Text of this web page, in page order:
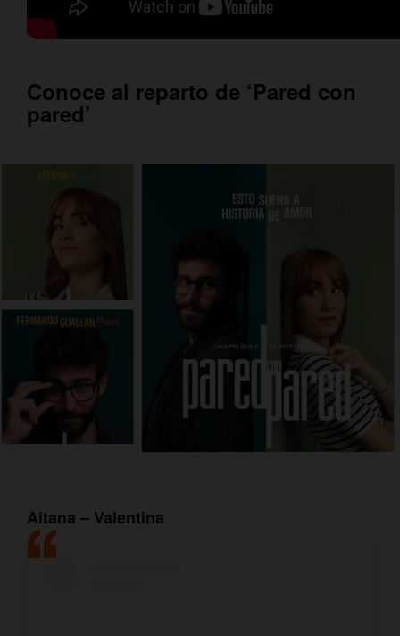
Conoce al reparto de ‘Pared con
pared’
Aitana – Valentina